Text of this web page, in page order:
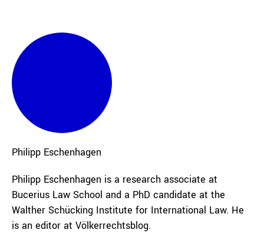
Philipp Eschenhagen
Philipp Eschenhagen is a research associate at
Bucerius Law School and a PhD candidate at the
Walther Schücking Institute for International Law. He
is an editor at Völkerrechtsblog.